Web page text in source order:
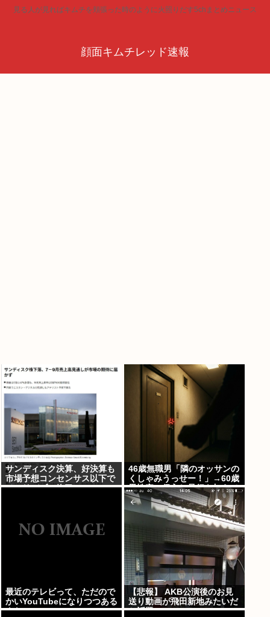
見る人が見ればキムチを頬張った時のように火照りだす5chまとめニュース
顔面キムチレッド速報
サンディスク決算、好決算も
市場予想コンセンサス以下で
メモリバブル終了へ
46歳無職男「隣のオッサンの
くしゃみうっせー！」→60歳
男性宅に侵入し暴行を加えて
逮捕
最近のテレビって、ただので
かいYouTubeになりつつある
よな
【悲報】 AKB公演後のお見
送り動画が飛田新地みたいだ
と話題に・・・